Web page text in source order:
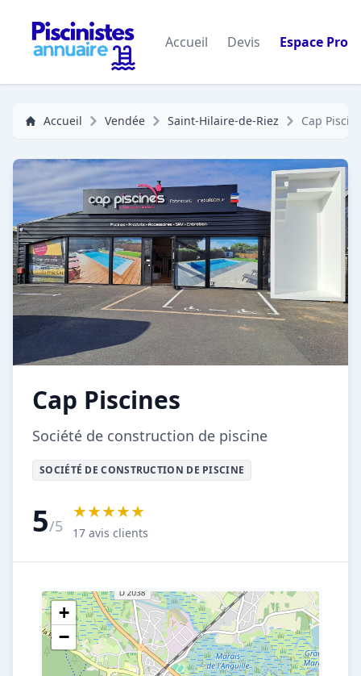
Accueil Devis Espace Pro
Accueil Vendée Saint-Hilaire-de-Riez Cap
Cap Piscines
Société de construction de piscine
SOCIÉTÉ DE CONSTRUCTION DE PISCINE
5/5
★★★★★
17 avis clients
+
−